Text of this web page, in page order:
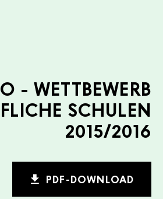
- WETTBEWERB
SCHULEN
2015/2016
PDF-DOWNLOAD